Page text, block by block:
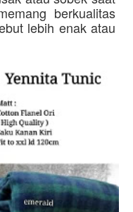
berkualitas
lebih enak atau